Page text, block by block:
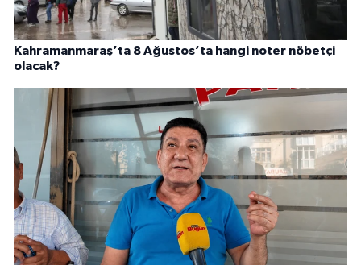
Kahramanmaraş’ta 8 Ağustos’ta hangi noter nöbetçi
olacak?